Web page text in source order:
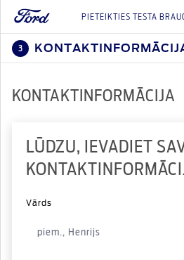
PIETEIKTIES TESTA
3
KONTAKTINFORMĀCIJA
LŪDZU, IEVADIET
Vārds